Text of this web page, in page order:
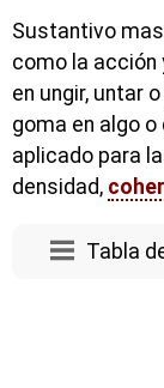
Sustantivo
como la acción
en ungir, untar
goma en algo o
aplicado para
densidad,
Tabla